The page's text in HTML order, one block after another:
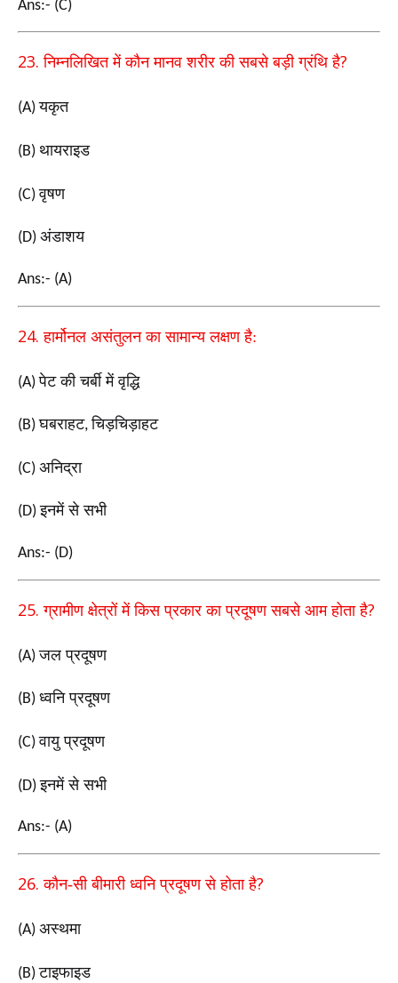
Ans:- (C)
23.निम्नलिखित में कौन मानव शरीर की सबसे बड़ी ग्रंथि है?
(A)यकृत
(B) थायराइड
(C)वृषण
(D) अंडाशय
Ans:- (A)
24.हार्मोनल असंतुलन का सामान्य लक्षण है:
(A)पेट की चर्बी में वृद्धि
(B)घबराहट,चिड़चिड़ाहट
(C) अनिद्रा
(D)इनमें से सभी
Ans:- (D)
25.ग्रामीण क्षेत्रों में किस प्रकार का प्रदूषण सबसे आम होता है?
(A)जल प्रदूषण
(B) ध्वनि प्रदूषण
(C)वायु प्रदूषण
(D)इनमें से सभी
Ans:- (A)
26.कौन-सी बीमारी ध्वनि प्रदूषण से होता है?
(A) अस्थमा
(B)टाइफाइड